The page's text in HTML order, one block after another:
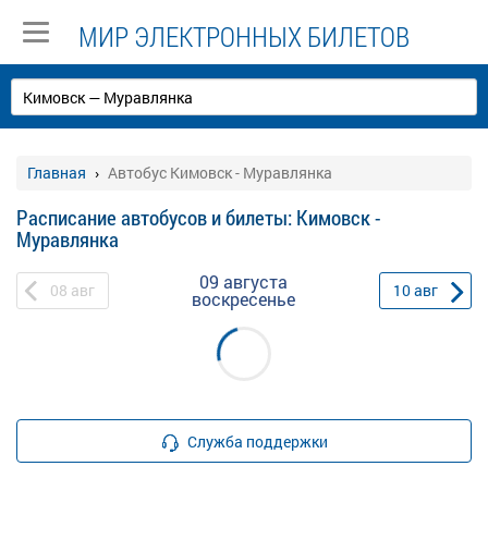
МИР ЭЛЕКТРОННЫХ БИЛЕТОВ
Главная Автобус Кимовск - Муравлянка
Расписание автобусов и билеты: Кимовск -
Муравлянка
08 авг 09 августа
воскресенье 10авг
Служба поддержки